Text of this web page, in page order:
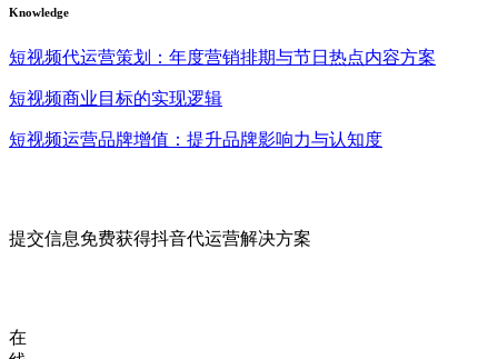
Knowledge
短视频代运营策划：年度营销排期与节日热点内容方案
短视频商业目标的实现逻辑
短视频运营品牌增值：提升品牌影响力与认知度
提交信息免费获得抖音代运营解决方案
在